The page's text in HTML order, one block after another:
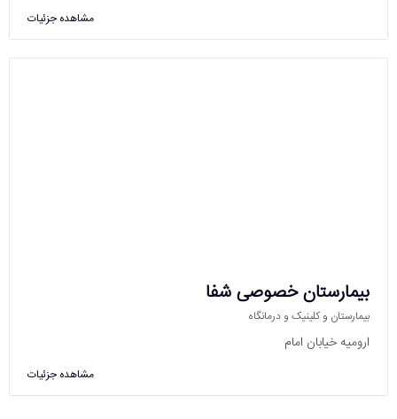
مشاهده جزئیات
بیمارستان خصوصی شفا
بیمارستان و کلینیک و درمانگاه
ارومیه خیابان امام
مشاهده جزئیات